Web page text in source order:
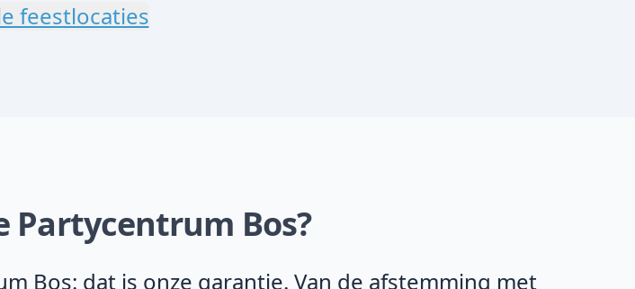
feestlocaties
Partycentrum Bos?
Bos: dat is onze garantie. Van de afstemming met